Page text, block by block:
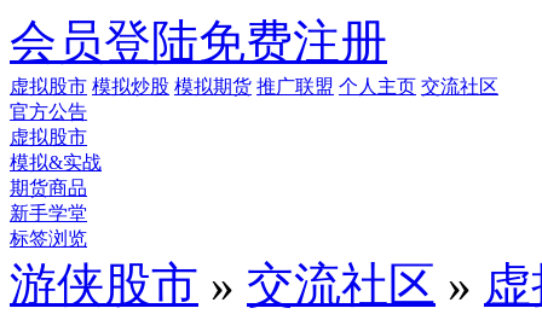
会员登陆免费注册
虚拟股市 模拟炒股 模拟期货 推广联盟 个人主页 交流社区
官方公告
虚拟股市
模拟&实战
期货商品
新手学堂
标签浏览
游侠股市 » 交流社区 »